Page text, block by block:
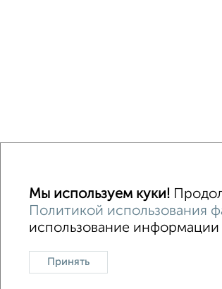
Контакты Политика
Сайт-доска объявлений недвижимости
Мы используем куки!
Политикой использования
использование информации
Принять